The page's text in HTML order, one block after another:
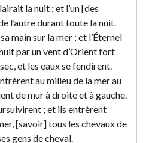
la nuit ; et l’un [des
l’autre durant toute la nuit.
main sur la mer ; et l’Éternel
par un vent d’Orient fort
et les eaux se fendirent.
au milieu de la mer au
de mur à droite et à gauche.
; et ils entrèrent
[savoir] tous les chevaux de
gens de cheval.